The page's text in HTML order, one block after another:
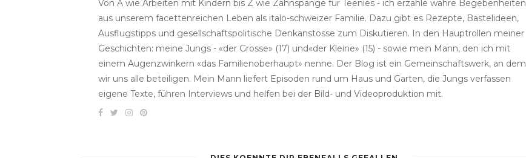
Von A wie Arbeiten mit Kindern bis Z wie Zahnspange für Teenies - ich erzähle wahre Begebenheiten
aus unserem facettenreichen Leben als italo-schweizer Familie. Dazu gibt es Rezepte, Bastelideen,
Ausflugstipps und gesellschaftspolitische Denkanstösse zum Diskutieren. In den Hauptrollen meiner
Geschichten: meine Jungs - «der Grosse» (17) und«der Kleine» (15) - sowie mein Mann, den ich mit
einem Augenzwinkern «das Familienoberhaupt» nenne. Der Blog ist ein Gemeinschaftswerk, an dem
wir uns alle beteiligen. Mein Mann liefert Episoden rund um Haus und Garten, die Jungs verfassen
eigene Texte, führen Interviews und helfen bei der Bild- und Videoproduktion mit.